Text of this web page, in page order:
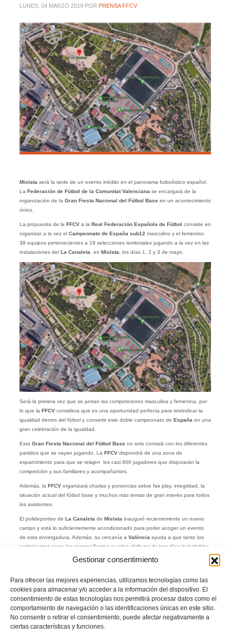
Gestionar consentimiento
Para ofrecer las mejores experiencias, utilizamos tecnologías como las
cookies para almacenar y/o acceder a la información del dispositivo. El
consentimiento de estas tecnologías nos permitirá procesar datos como el
comportamiento de navegación o las identificaciones únicas en este sitio.
No consentir o retirar el consentimiento, puede afectar negativamente a
ciertas características y funciones.
LUNES, 04 MARZO 2019 POR PRENSA FFCV
Mislataserá la sede de un evento inédito en el panorama futbolístico español.
La Federación de Fútbol de la Comunitat Valencianase encargará de la
organización de laGran Fiesta Nacional del Fútbol Baseen un acontecimiento
único.
La propuesta de la FFCVa laReal Federación Española de Fútbol consiste en
organizar a la vez el Campeonato de España sub12masculino y el femenino.
38 equipos pertenecientes a 19 selecciones territoriales jugando a la vez en las
instalaciones del La Canaleta, en Mislata, los días 1, 2 y 3 de mayo.
Será la primera vez que se juntan las competiciones masculina y femenina, por
lo que la FFCVconsidera que es una oportunidad perfecta para reivindicar la
igualdad dentro del fútbol y convertir este doble campeonato de España en una
gran celebración de la igualdad.
Esta Gran Fiesta Nacional del Fútbol Baseno solo contará con los diferentes
partidos que se vayan jugando. La FFCVdispondrá de una zona de
esparcimiento para que se relajen los casi 800 jugadores que disputarán la
competición y sus familiares y acompañantes.
Además, la FFCVorganizará charlas y ponencias sobre fair play, integridad, la
situación actual del fútbol base y muchos más temas de gran interés para todos
los asistentes.
El polideportivo de La Canaleta de Mislata inauguró recientemente un nuevo
campo y está lo suficientemente acondicionado para poder acoger un evento
de esta envergadura. Además, su cercanía a València ayuda a que tanto los
participantes como los acompañantes puedan disfrutar de tres días inolvidables.
CAMPEONATO ESPAÑA SUB12 FEMENINO
FIESTA FÚTBOL BASE IGUALDAD LA CANALETA